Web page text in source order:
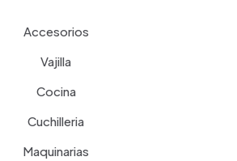
Accesorios
Vajilla
Cocina
Cuchilleria
Maquinarias